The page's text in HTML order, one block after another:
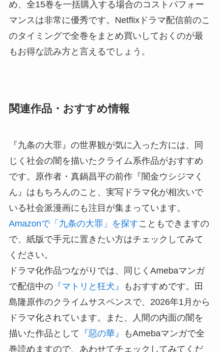
め、全15巻を一括購入する場合のコストパフォー
マンスは非常に優秀です。Netflixドラマ配信前のこ
のタイミングで全巻をまとめ買いしておくのが最
もお得な読み方と言えるでしょう。
関連作品・おすすめ情報
『九条の大罪』の世界観が気に入った方には、同
じく社会の闇を描いたクライム系作品がおすすめ
です。原作者・真鍋昌平の前作『闇金ウシジマく
ん』はもちろんのこと、実写ドラマ化が相次いで
いる社会派漫画にも注目が集まっています。
Amazonで「九条の大罪」を探すこともできますの
で、紙版で手元に置きたい方はチェックしてみて
ください。
ドラマ化作品つながりでは、同じくAmebaマンガ
で配信中の『マトリと狂犬』
もおすすめです。田
島隆原作のクライムサスペンスで、2026年1月から
ドラマ化されています。また、人間の内面の闇を
描いた作品として 『惡の華』
もAmebaマンガで全
巻読めますので、あわせてチェックしてみてくだ